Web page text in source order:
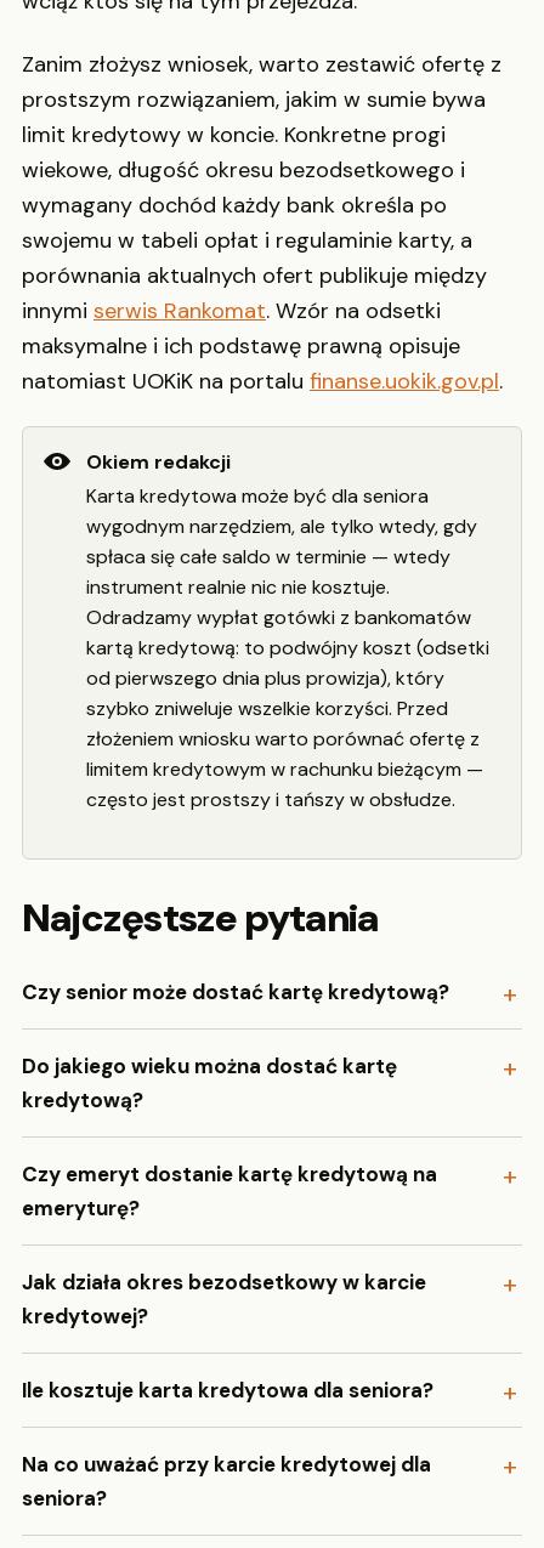
Zanim złożysz wniosek, warto zestawić ofertę z
prostszym rozwiązaniem, jakim w sumie bywa
limit kredytowy w koncie. Konkretne progi
wiekowe, długość okresu bezodsetkowego i
wymagany dochód każdy bank określa po
swojemu w tabeli opłat i regulaminie karty, a
porównania aktualnych ofert publikuje między
innymi serwis Rankomat. Wzór na odsetki
maksymalne i ich podstawę prawną opisuje
natomiast UOKiK na portalu finanse.uokik.gov.pl.
Okiem redakcji
Karta kredytowa może być dla seniora
wygodnym narzędziem, ale tylko wtedy, gdy
spłaca się całe saldo w terminie — wtedy
instrument realnie nic nie kosztuje.
Odradzamy wypłat gotówki z bankomatów
kartą kredytową: to podwójny koszt (odsetki
od pierwszego dnia plus prowizja), który
szybko zniweluje wszelkie korzyści. Przed
złożeniem wniosku warto porównać ofertę z
limitem kredytowym w rachunku bieżącym —
często jest prostszy i tańszy w obsłudze.
Najczęstsze pytania
Czy senior może dostać kartę kredytową?
Do jakiego wieku można dostać kartę
kredytową?
Czy emeryt dostanie kartę kredytową na
emeryturę?
Jak działa okres bezodsetkowy w karcie
kredytowej?
Ile kosztuje karta kredytowa dla seniora?
Na co uważać przy karcie kredytowej dla
seniora?